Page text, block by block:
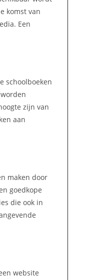
komst van
Een
schoolboeken
zijn van
aan
maken door
goedkope
die ook in
website